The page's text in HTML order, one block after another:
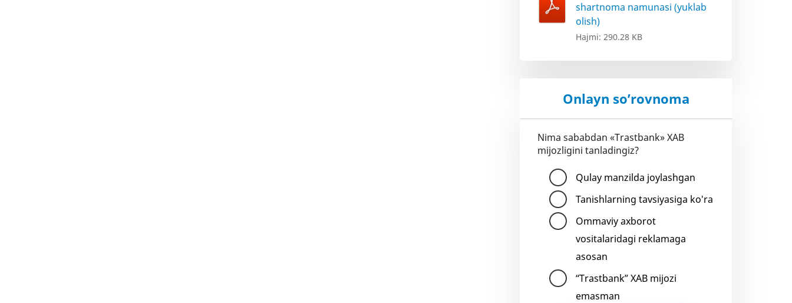
shartnoma namunasi (yuklab
olish)
Hajmi: 290.28 KB
Onlayn so’rovnoma
Nima sababdan «Trastbank» XAB
mijozligini tanladingiz?
Qulay manzilda joylashgan
Tanishlarning tavsiyasiga ko'ra
Ommaviy axborot
vositalaridagi reklamaga
asosan
“Trastbank” XAB mijozi
emasman